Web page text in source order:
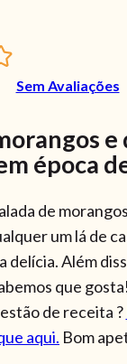
Sem Avaliações
e
época
de
um lá de
delícia. Além
que
de receita ?
aqui. Bom